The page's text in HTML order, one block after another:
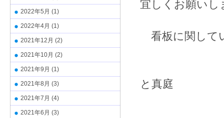
宜しくお願いし
看板に関して
と真庭
2022年5月 (1)
2022年4月 (1)
2021年12月 (2)
2021年10月 (2)
2021年9月 (1)
2021年8月 (3)
2021年7月 (4)
2021年6月 (3)